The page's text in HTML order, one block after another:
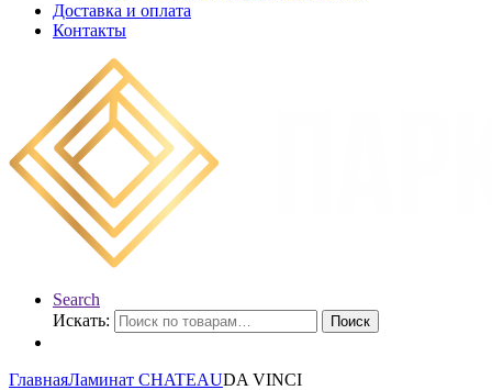
Доставка и оплата
Контакты
Search
Искать:
Поиск
ГлавнаяЛаминат CHATEAUDA VINCI